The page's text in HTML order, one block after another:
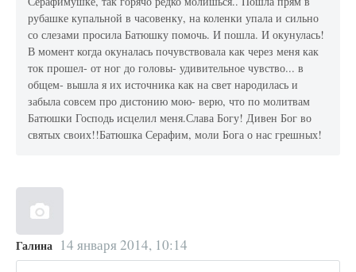
рубашке купальной в часовенку, на коленки упала и сильно
со слезами просила Батюшку помочь. И пошла. И окунулась!
В момент когда окуналась почувствовала как через меня как
ток прошел- от ног до головы- удивительное чувство... в
общем- вышла я их источника как на свет народилась и
забыла совсем про дистонию мою- верю, что по молитвам
Батюшки Господь исцелил меня.Слава Богу! Дивен Бог во
святых своих!!Батюшка Серафим, моли Бога о нас грешных!
Галина 14 января 2014, 10:14